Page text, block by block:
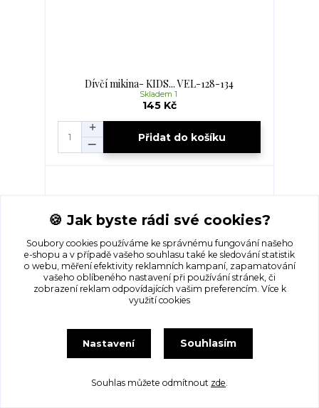
Dívčí mikina- KIDS... VEL-128-134
145 Kč
Skladem 1
Přidat do košíku
Dívčí mikina... VEL-128-134
145 Kč
🍪 Jak byste rádi své cookies?
Soubory cookies používáme ke správnému fungování našeho
e-shopu a v případě vašeho souhlasu také ke sledování statistik
o webu, měření efektivity reklamních kampaní, zapamatování
vašeho oblíbeného nastavení při používání stránek, či
zobrazení reklam odpovídajících vašim preferencím. Více k
využití cookies
Nastavení Souhlasím
Souhlas můžete odmítnout zde